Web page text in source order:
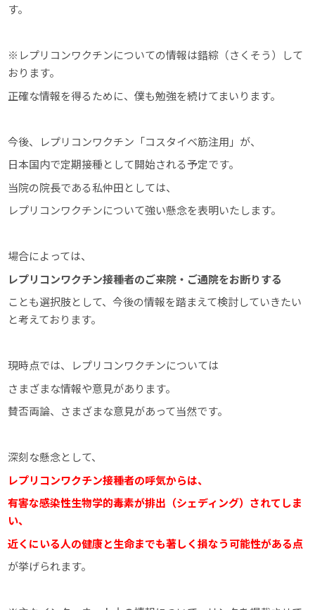
す。
※レプリコンワクチンについての情報は錯綜（さくそう）して
おります。
正確な情報を得るために、僕も勉強を続けてまいります。
今後、レプリコンワクチン「コスタイベ筋注用」が、
日本国内で定期接種として開始される予定です。
当院の院長である私仲田としては、
レプリコンワクチンについて強い懸念を表明いたします。
場合によっては、
レプリコンワクチン接種者のご来院・ご通院をお断りする
ことも選択肢として、今後の情報を踏まえて検討していきたい
と考えております。
現時点では、レプリコンワクチンについては
さまざまな情報や意見があります。
賛否両論、さまざまな意見があって当然です。
深刻な懸念として、
レプリコンワクチン接種者の呼気からは、
有害な感染性生物学的毒素が排出（シェディング）されてしま
い、
近くにいる人の健康と生命までも著しく損なう可能性がある点
が挙げられます。